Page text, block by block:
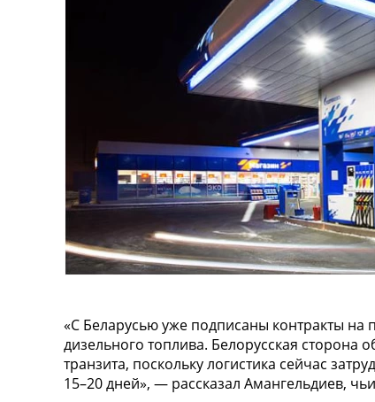
«С Беларусью уже подписаны контракты на
дизельного топлива. Белорусская сторона
транзита, поскольку логистика сейчас
15–20 дней», — рассказал Амангельдиев,